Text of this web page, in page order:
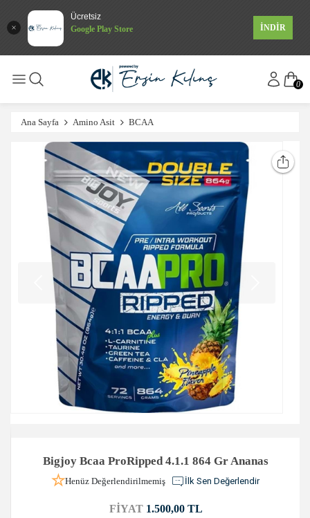
Ücretsiz
Google Play Store
İNDİR
0
Ana Sayfa Amino Asit BCAA
Bigjoy Bcaa ProRipped 4.1.1 864 Gr Ananas
Henüz Değerlendirilmemiş İlk Sen Değerlendir
FİYAT 1.500,00 TL